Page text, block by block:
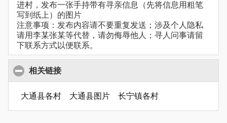
进村，发布一张手持带有寻亲信息（先将信息用粗笔
写到纸上）的图片
注意事项：发布内容请不要重复发送；涉及个人隐私
请用李某张某等代替，请勿侮辱他人；寻人问事请留
下联系方式以便联系。
相关链接
大通县各村 大通县图片 长宁镇各村